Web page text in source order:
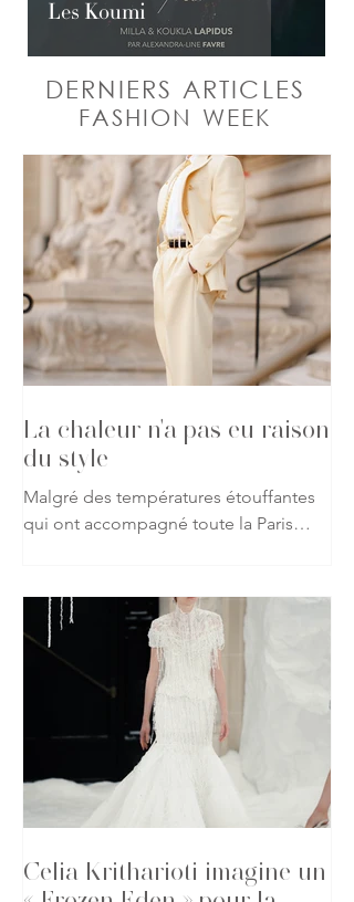
Les Koumi
DERNIERS ARTICLES
FASHION WEEK
La chaleur n'a pas eu raison
du style
Malgré des températures étouffantes
qui ont accompagné toute la Paris
ont répondu présent, affichant leur
attachement à la création jusque dans
les rues de la capitale. Vestes, robes
spectaculaires, matières précieuses ou
silhouettes affirmées : rien n'a semblé
freiner leur envie de s'exprimer à
travers leurs tenues. À chaque sortie
de défilé, les trottoirs parisiens sont
devenus le prolongement des
Celia Kritharioti imagine un